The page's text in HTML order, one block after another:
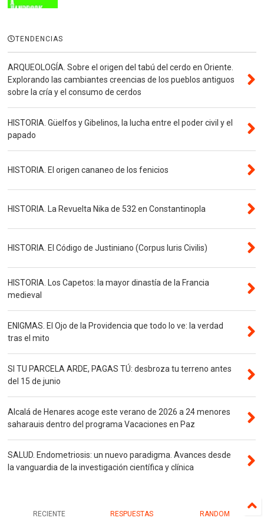
TENDENCIAS
ARQUEOLOGÍA. Sobre el origen del tabú del cerdo en Oriente.
Explorando las cambiantes creencias de los pueblos antiguos
sobre la cría y el consumo de cerdos
HISTORIA. Güelfos y Gibelinos, la lucha entre el poder civil y el
papado
HISTORIA. El origen cananeo de los fenicios
HISTORIA. La Revuelta Nika de 532 en Constantinopla
HISTORIA. El Código de Justiniano (Corpus Iuris Civilis)
HISTORIA. Los Capetos: la mayor dinastía de la Francia
medieval
ENIGMAS. El Ojo de la Providencia que todo lo ve: la verdad
tras el mito
SI TU PARCELA ARDE, PAGAS TÚ: desbroza tu terreno antes
del 15 de junio
Alcalá de Henares acoge este verano de 2026 a 24 menores
saharauis dentro del programa Vacaciones en Paz
SALUD. Endometriosis: un nuevo paradigma. Avances desde
la vanguardia de la investigación científica y clínica
RECIENTE RESPUESTAS RANDOM